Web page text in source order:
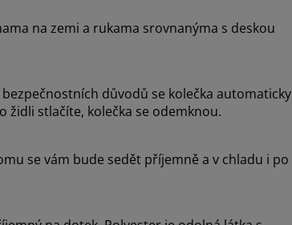
na zemi a rukama srovnanýma s deskou
důvodů se kolečka automaticky
židli stlačíte, kolečka se odemknou.
se vám bude sedět příjemně a v chladu i po